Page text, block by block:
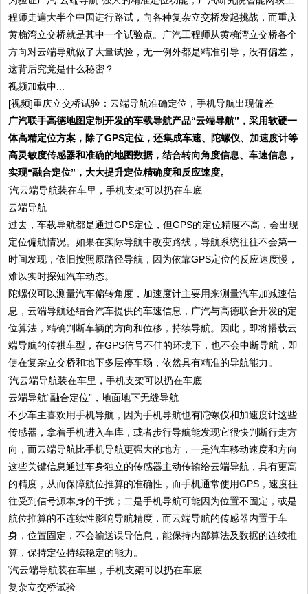
程师走遍大半个中国进行路试，向各种复杂立交桥发起挑战，而重庆
黄桷湾立交桥就是其中一个试验点。广汽工程师从黄桷湾立交桥各个
方向对云端导航做了大量试验，无一例外都是精准引导，没有偏差，
这背后究竟是什么秘密？
视频加载中...
[视频]重庆立交桥试验：云端导航准确定位，手机导航出现偏差
广汽联手高德地图定制开发的车载导航产品“云端导航”，采用软硬一
体高精定位方案，除了GPS定位，还集成车速、陀螺仪、加速度计等
高灵敏度传感器和准确的地图数据，结合转向角度信息、车速信息，
实现“融合定位” ，大大提升定位精确度和反应速度。
云端导航
过去，车载导航都是通过GPS定位，但GPS的定位精度不高，会出现
定位偏航情况。如果在实际导航中改变路线，导航系统往往不会第一
时间发现，依旧按照原路径导航，因为依靠GPS定位的反应速度慢，
难以实时探知汽车动态。
陀螺仪可以测量汽车偏转角度，加速度计主要用来测量汽车加减速信
息，云端导航还结合汽车提供的车速信息，广汽与高德联合开发的定
位算法，精确判断车辆的方向和位移，持续导航。因此，即将搭载云
端导航的传祺车型，在GPS信号不佳的环境下，也不会中断导航，即
使在复杂立交桥和地下多层停车场，依然具有精准的导航能力。
云端导航“融合定位”，地面地下无缝导航
不少车主喜欢用手机导航，因为手机导航也有陀螺仪和加速度计这些
传感器，拿着手机进入车库，或者步行导航能发现它很快判断行走方
向，而云端导航比手机导航更强大的地方，一是汽车移动速度和方向
这些关键信息通过车身独立的传感器主动传输给云端导航，具有更高
的精度，从而保障航位推算的准确性，而手机通常使用GPS，速度往
往受到信号源本身的干扰；二是手机导航可能因为位置不固定，或是
航位推算的不连续性影响导航精度，而云端导航的传感器内置于车
身，位置固定，不会输送误导信息，能保持内部算法及数据的连续推
算，保持定位持续稳定的能力。
复杂立交桥试验